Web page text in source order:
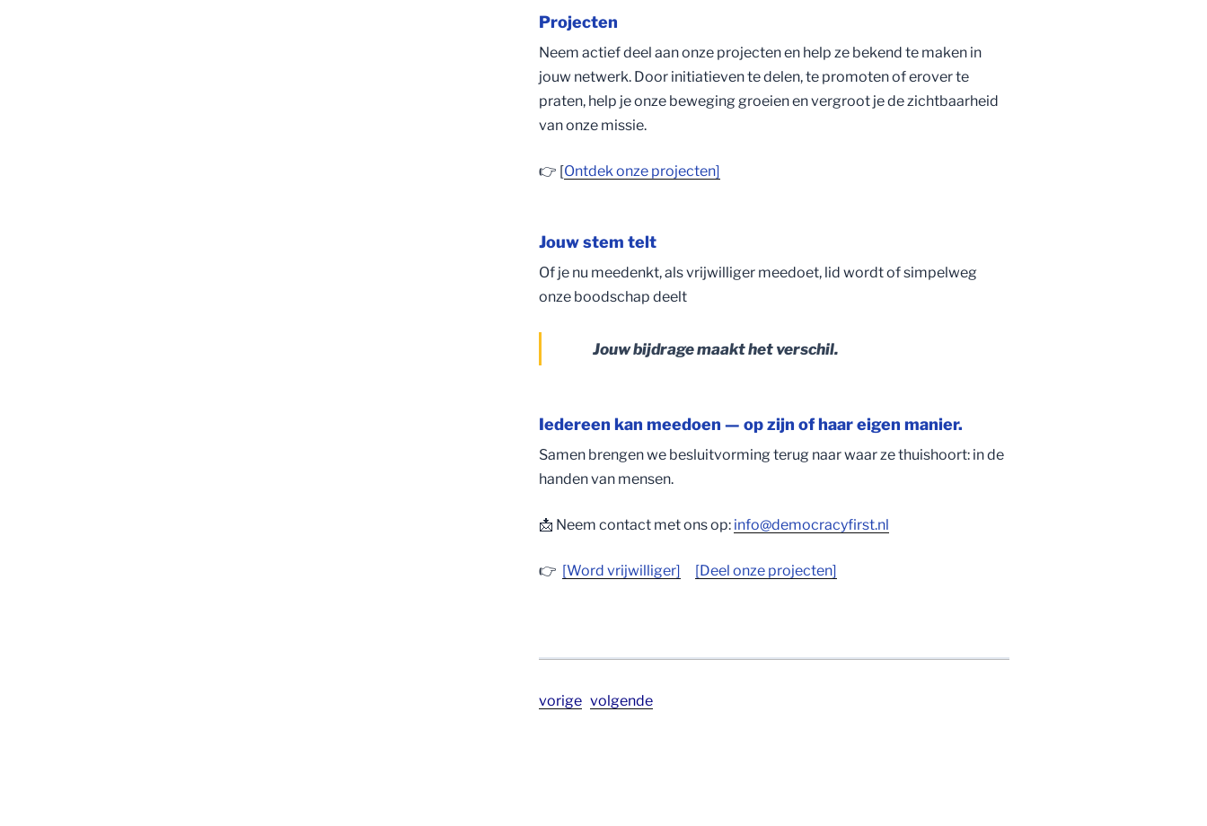
Projecten
Neem actief deel aan onze projecten en help ze bekend te maken in
jouw netwerk. Door initiatieven te delen, te promoten of erover te
praten, help je onze beweging groeien en vergroot je de zichtbaarheid
van onze missie.
👉 [Ontdek onze projecten]
Jouw stem telt
Of je nu meedenkt, als vrijwilliger meedoet, lid wordt of simpelweg
onze boodschap deelt
Jouw bijdrage maakt het verschil.
Iedereen kan meedoen — op zijn of haar eigen manier.
Samen brengen we besluitvorming terug naar waar ze thuishoort: in de
handen van mensen.
📩 Neem contact met ons op: info@democracyfirst.nl
👉 [Word vrijwilliger] [Deel onze projecten]
vorige volgende